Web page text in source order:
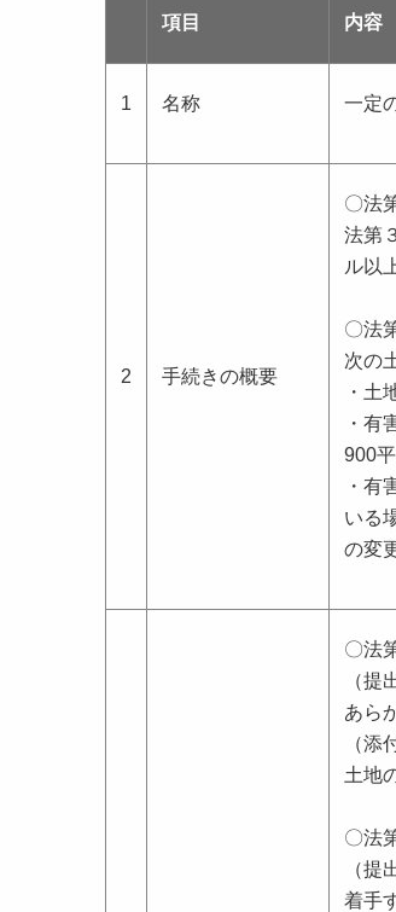
項目 内容
1 名称 一定
2 手続きの概要
〇法
法第
ル以
〇法
次の
・土
・有
900
・有
いる
の変
〇法
（提
あら
（添
土地
〇法
（提
着手